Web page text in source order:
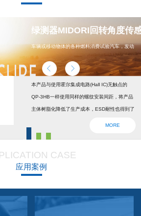
绿测器MIDORI回转角度传
车辆或移动物体的各种燃料消费试验汽车，发动
机，汽车配件，能源
本产品与使用霍尔集成电路(Hall IC)无触点的
QP-3HB一样使用同样的螺纹安装间距，将产品
主体树脂化降低了生产成本，ESD耐性也得到了
设回位弹簧，防震动防撞击功能强大，防尘防
QP-3HB标准相同。本产品在游船、铲运车的遥
控手柄、卡车离合器和换挡等方面要求较高的领
MORE
CASE
应用案例